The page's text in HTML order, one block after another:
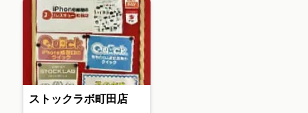
ストックラボ町田店